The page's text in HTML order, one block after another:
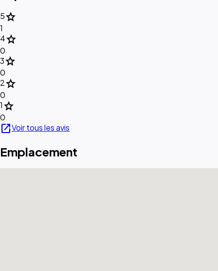
5star
1
4star
0
3star
0
2star
0
1star
0
open_in_newVoir tous les avis
Emplacement